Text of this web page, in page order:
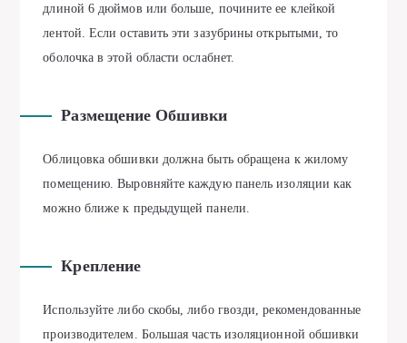
длиной 6 дюймов или больше, почините ее клейкой
лентой. Если оставить эти зазубрины открытыми, то
оболочка в этой области ослабнет.
Размещение Обшивки
Облицовка обшивки должна быть обращена к жилому
помещению. Выровняйте каждую панель изоляции как
можно ближе к предыдущей панели.
Крепление
Используйте либо скобы, либо гвозди, рекомендованные
производителем. Большая часть изоляционной обшивки